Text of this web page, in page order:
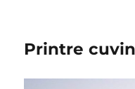
Printre